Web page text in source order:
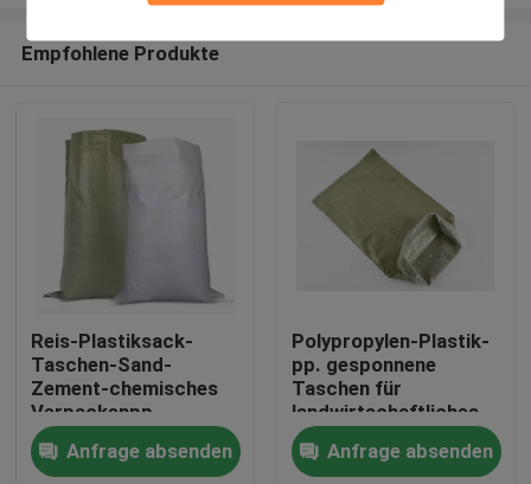
Haus
Empfohlene Produkte
Reis-Plastiksack-
Taschen-Sand-
Zement-chemisches
Verpackenpp.
gesponnenes
Polyäthylen
Anfrage absenden
Polypropylen-Plastik-
pp. gesponnene
Taschen für
landwirtschaftliches
25kg 50kg 100gsm
Anfrage absenden